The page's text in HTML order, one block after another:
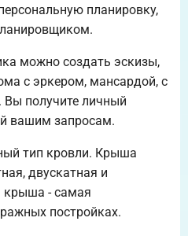
планировку,
можно создать эскизы,
с эркером, мансардой, с
получите личный
вашим запросам.
тип кровли. Крыша
двускатная и
крыша - самая
постройках.